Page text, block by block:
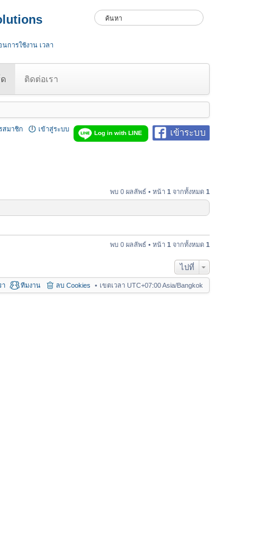
การใช้งาน เวลา
ติดต่อเรา
เข้าระบบ
Log in with LINE
เข้าสู่ระบบ
สมาชิก
พบ 0 ผลลัพธ์ • หน้า 1 จากทั้งหมด 1
พบ 0 ผลลัพธ์ • หน้า 1 จากทั้งหมด 1
ไปที่
เขตเวลา UTC+07:00 Asia/Bangkok
ลบ Cookies
ทีมงาน
า